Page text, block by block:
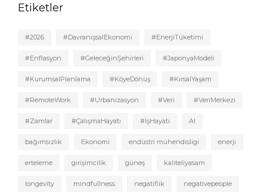
Etiketler
#2026 #DavranışsalEkonomi #EnerjiTüketimi
#Enflasyon #GeleceğinŞehirleri #JaponyaModeli
#KurumsalPlanlama #KöyeDönüş #KırsalYaşam
#RemoteWork #Urbanizasyon #Veri #VeriMerkezi
#Zamlar #ÇalışmaHayatı #İşHayatı AI
bağımsızlık Ekonomi endüstri mühendisligi enerji
erteleme girişimcilik güneş kaliteliyasam
longevity mindfullness negatiflik negativepeople